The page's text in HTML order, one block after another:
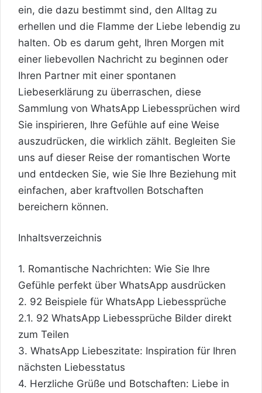
ein, die dazu bestimmt sind, den Alltag zu
erhellen und die Flamme der Liebe lebendig zu
halten. Ob es darum geht, Ihren Morgen mit
einer liebevollen Nachricht zu beginnen oder
Ihren Partner mit einer spontanen
Liebeserklärung zu überraschen, diese
Sammlung von WhatsApp Liebessprüchen wird
Sie inspirieren, Ihre Gefühle auf eine Weise
auszudrücken, die wirklich zählt. Begleiten Sie
uns auf dieser Reise der romantischen Worte
und entdecken Sie, wie Sie Ihre Beziehung mit
einfachen, aber kraftvollen Botschaften
bereichern können.
Inhaltsverzeichnis
1. Romantische Nachrichten: Wie Sie Ihre
Gefühle perfekt über WhatsApp ausdrücken
2. 92 Beispiele für WhatsApp Liebessprüche
2.1. 92 WhatsApp Liebessprüche Bilder direkt
zum Teilen
3. WhatsApp Liebeszitate: Inspiration für Ihren
nächsten Liebesstatus
4. Herzliche Grüße und Botschaften: Liebe in